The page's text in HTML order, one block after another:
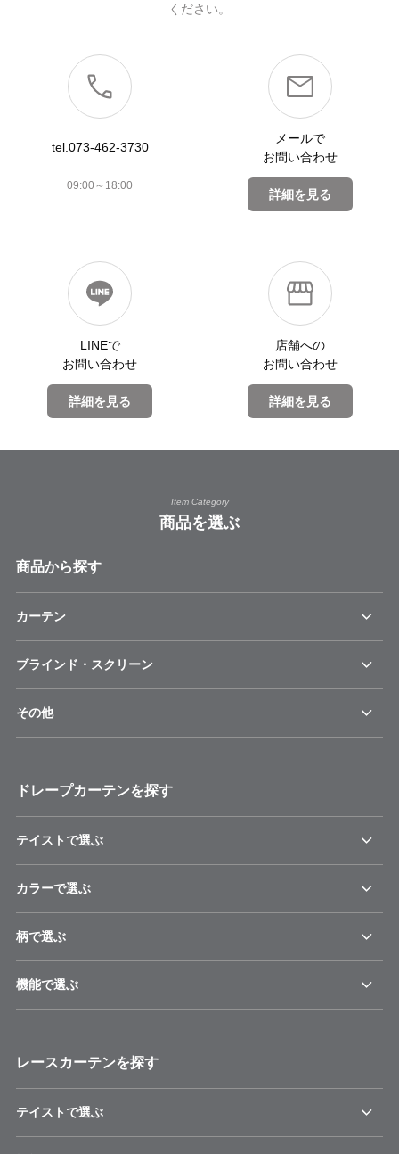
ください。
tel.073-462-3730
09:00～18:00
メールで
お問い合わせ
詳細を見る
LINEで
お問い合わせ
詳細を見る
店舗への
お問い合わせ
詳細を見る
Item Category
商品を選ぶ
商品から探す
カーテン
ブラインド・スクリーン
その他
ドレープカーテンを探す
テイストで選ぶ
カラーで選ぶ
柄で選ぶ
機能で選ぶ
レースカーテンを探す
テイストで選ぶ